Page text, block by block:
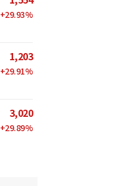
+29.93%
1,203
+29.91%
3,020
+29.89%